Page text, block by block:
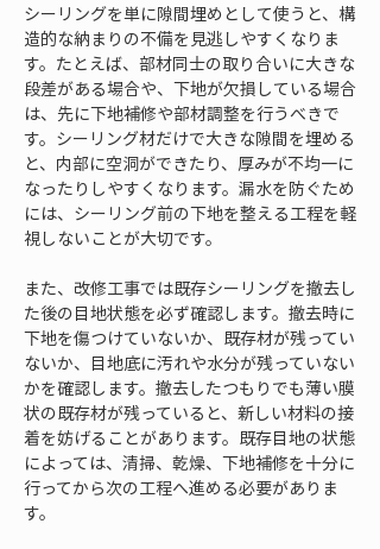
シーリングを単に隙間埋めとして使うと、構
造的な納まりの不備を見逃しやすくなりま
す。たとえば、部材同士の取り合いに大きな
段差がある場合や、下地が欠損している場合
は、先に下地補修や部材調整を行うべきで
す。シーリング材だけで大きな隙間を埋める
と、内部に空洞ができたり、厚みが不均一に
なったりしやすくなります。漏水を防ぐため
には、シーリング前の下地を整える工程を軽
視しないことが大切です。
また、改修工事では既存シーリングを撤去し
た後の目地状態を必ず確認します。撤去時に
下地を傷つけていないか、既存材が残ってい
ないか、目地底に汚れや水分が残っていない
かを確認します。撤去したつもりでも薄い膜
状の既存材が残っていると、新しい材料の接
着を妨げることがあります。既存目地の状態
によっては、清掃、乾燥、下地補修を十分に
行ってから次の工程へ進める必要がありま
す。